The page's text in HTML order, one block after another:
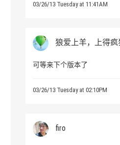
03/26/13 Tuesday at 11:41AM
狼爱上羊，上得疯
可等来下个版本了
03/26/13 Tuesday at 02:10PM
firo